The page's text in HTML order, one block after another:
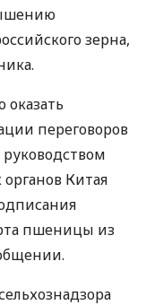
зерна,
оказать
переговоров
руководством
Китая
пшеницы из